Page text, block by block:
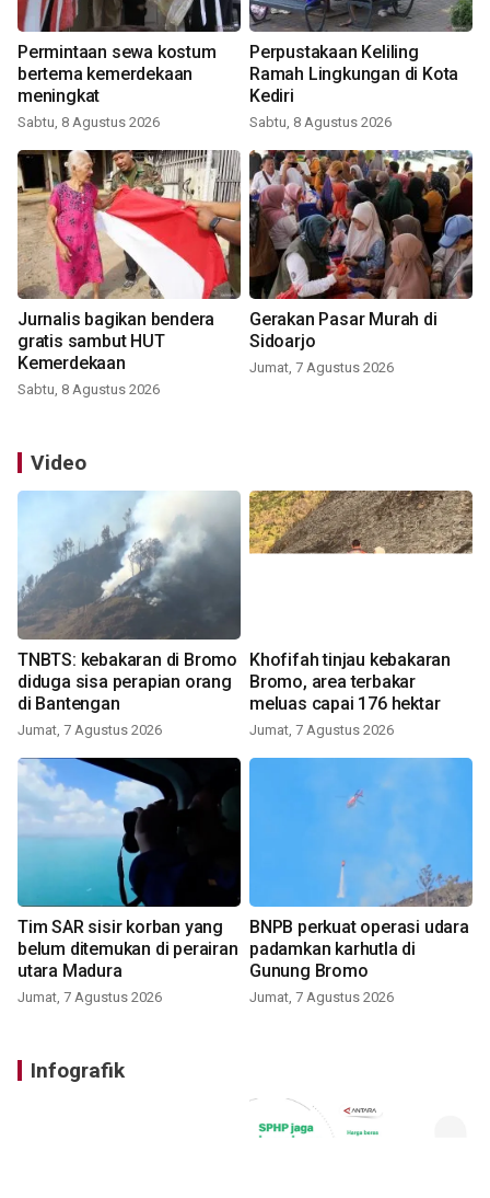
Permintaan sewa kostum
bertema kemerdekaan
meningkat
Sabtu, 8 Agustus 2026
Perpustakaan Keliling
Ramah Lingkungan di Kota
Kediri
Sabtu, 8 Agustus 2026
Jurnalis bagikan bendera
gratis sambut HUT
Kemerdekaan
Sabtu, 8 Agustus 2026
Gerakan Pasar Murah di
Sidoarjo
Jumat, 7 Agustus 2026
Video
TNBTS: kebakaran di Bromo
diduga sisa perapian orang
di Bantengan
Jumat, 7 Agustus 2026
Khofifah tinjau kebakaran
Bromo, area terbakar
meluas capai 176 hektar
Jumat, 7 Agustus 2026
Tim SAR sisir korban yang
belum ditemukan di perairan
utara Madura
Jumat, 7 Agustus 2026
BNPB perkuat operasi udara
padamkan karhutla di
Gunung Bromo
Jumat, 7 Agustus 2026
Infografik